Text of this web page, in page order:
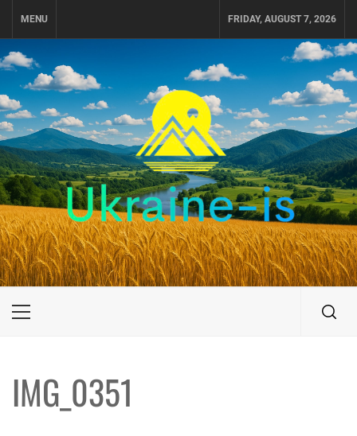
MENU FRIDAY, AUGUST 7, 2026
UKRAINE-IS
ПОДОРОЖI ПО УКРАЇНІ
Primary
IMG_0351